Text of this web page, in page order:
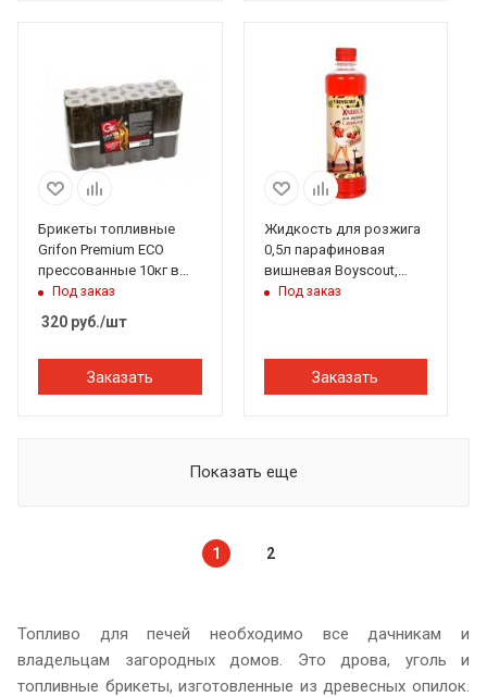
Брикеты топливные
Grifon Premium ECO
прессованные 10кг в
кор.Под заказ
320 руб./шт
Заказать
Жидкость для розжига
0,5л парафиновая
вишневая Boyscout,
Актив
Под заказ
Заказать
Показать еще
1 2
Топливо для печей необходимо все дачникам и
владельцам загородных домов. Это дрова, уголь и
топливные брикеты, изготовленные из древесных опилок.